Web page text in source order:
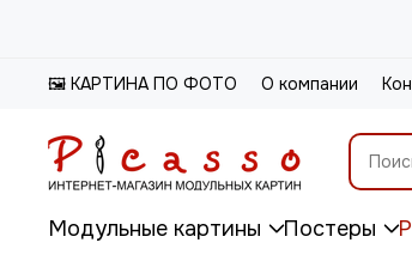
🖼️ КАРТИНА ПО ФОТО О компании
Модульные картины Постеры